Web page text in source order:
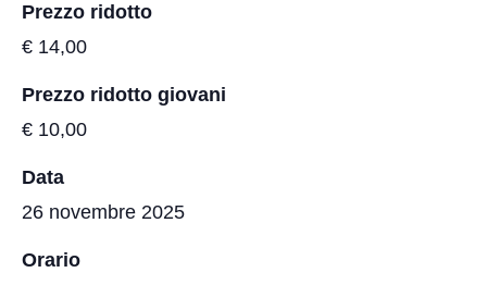
Prezzo ridotto
€ 14,00
Prezzo ridotto giovani
€ 10,00
Data
26 novembre 2025
Orario